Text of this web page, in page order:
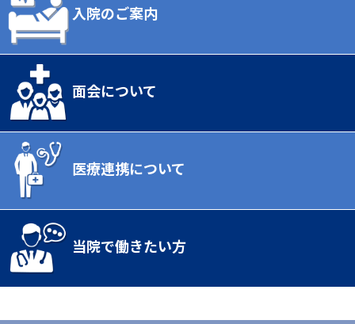
入院のご案内
面会について
医療連携について
当院で働きたい方